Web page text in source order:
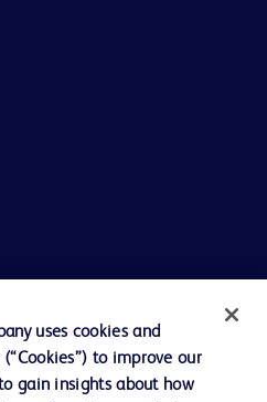
uses cookies and
to improve our
gain insights about how